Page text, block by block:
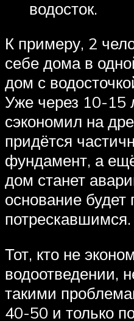
водосток.
К примеру, 2
себе дома в
дом с
Уже через 10-15
сэкономил на
придётся
фундамент, а
дом станет
основание
потрескавшимся.
Тот, кто не
водоотведении,
такими
40-50 и только